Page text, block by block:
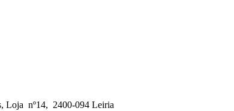
Loja nº14, 2400-094 Leiria